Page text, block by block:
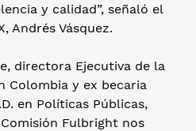
y calidad”, señaló el
Andrés Vásquez.
directora Ejecutiva de la
Colombia y ex becaria
en Políticas Públicas,
Fulbright nos